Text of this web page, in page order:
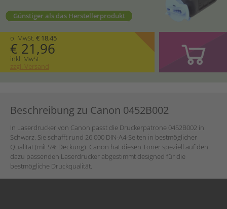
Günstiger als das Herstellerprodukt
o. MwSt. € 18,45
€ 21,96
inkl. MwSt.
zzgl. Versand
Beschreibung zu Canon 0452B002
In Laserdrucker von Canon passt die Druckerpatrone 0452B002 in
Schwarz. Sie schafft rund 26.000 DIN-A4-Seiten in bestmöglicher
Qualität (mit 5% Deckung). Canon hat diesen Toner speziell auf den
dazu passenden Laserdrucker abgestimmt designed für die
bestmögliche Druckqualität.